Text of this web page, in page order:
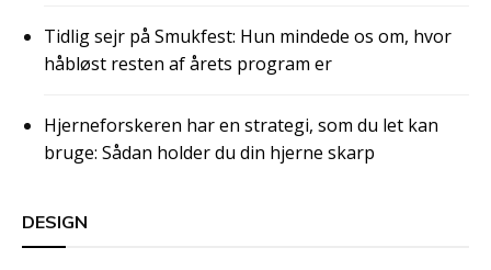
Tidlig sejr på Smukfest: Hun mindede os om, hvor
håbløst resten af årets program er
Hjerneforskeren har en strategi, som du let kan
bruge: Sådan holder du din hjerne skarp
DESIGN